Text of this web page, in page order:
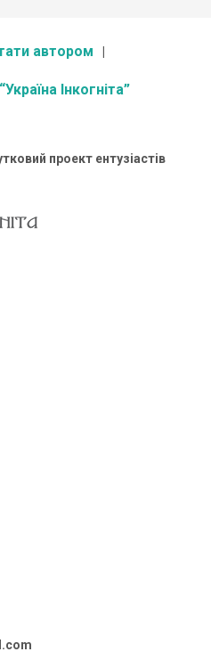
автором
Інкогніта”
проект ентузіастів